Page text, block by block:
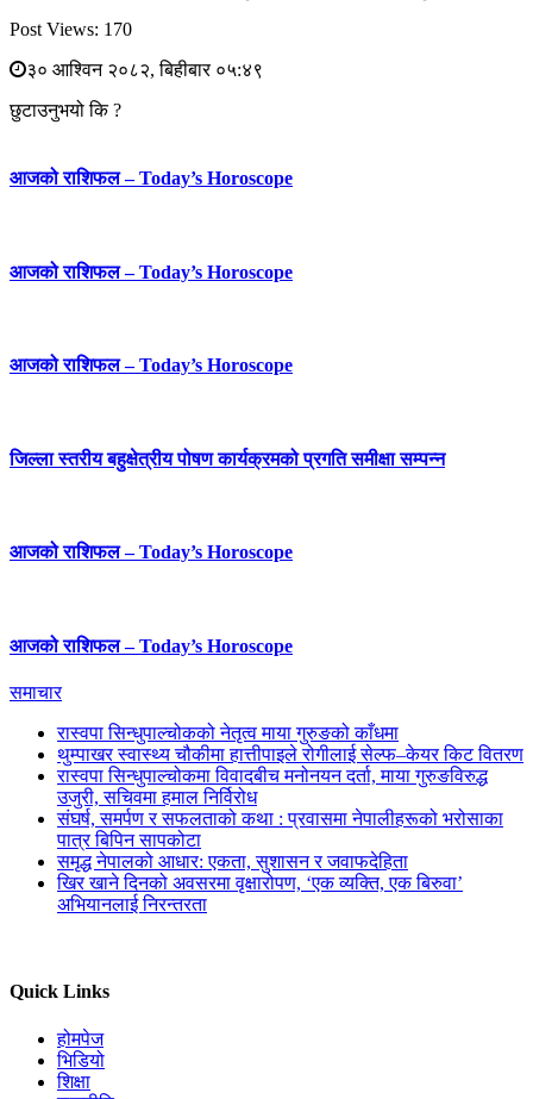
Post Views: 170
३० आश्विन २०८२, बिहीबार ०५:४९
छुटाउनुभयो कि ?
आजको राशिफल – Today’s Horoscope
आजको राशिफल – Today’s Horoscope
आजको राशिफल – Today’s Horoscope
जिल्ला स्तरीय बहुक्षेत्रीय पोषण कार्यक्रमको प्रगति समीक्षा सम्पन्न
आजको राशिफल – Today’s Horoscope
आजको राशिफल – Today’s Horoscope
समाचार
रास्वपा सिन्धुपाल्चोकको नेतृत्व माया गुरुङको काँधमा
थुम्पाखर स्वास्थ्य चौकीमा हात्तीपाइले रोगीलाई सेल्फ–केयर किट वितरण
रास्वपा सिन्धुपाल्चोकमा विवादबीच मनोनयन दर्ता, माया गुरुङविरुद्ध
उजुरी, सचिवमा हमाल निर्विरोध
संघर्ष, समर्पण र सफलताको कथा : प्रवासमा नेपालीहरूको भरोसाका
पात्र बिपिन सापकोटा
समृद्ध नेपालको आधार: एकता, सुशासन र जवाफदेहिता
खिर खाने दिनको अवसरमा वृक्षारोपण, ‘एक व्यक्ति, एक बिरुवा’
अभियानलाई निरन्तरता
Quick Links
होमपेज
भिडियो
शिक्षा